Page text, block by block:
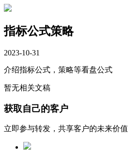
指标公式策略
2023-10-31
介绍指标公式，策略等看盘公式
暂无相关文稿
获取自己的客户
立即参与转发，共享客户的未来价值